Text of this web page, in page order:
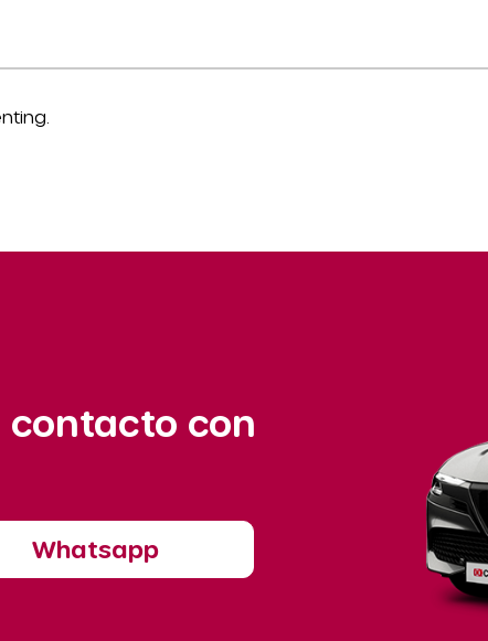
contacto con
Whatsapp